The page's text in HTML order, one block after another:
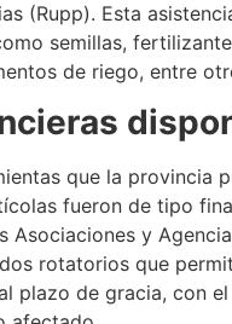
(Rupp). Esta
semillas,
de riego, entre
que la provincia
fueron de tipo
y
rotatorios que
plazo de gracia, con